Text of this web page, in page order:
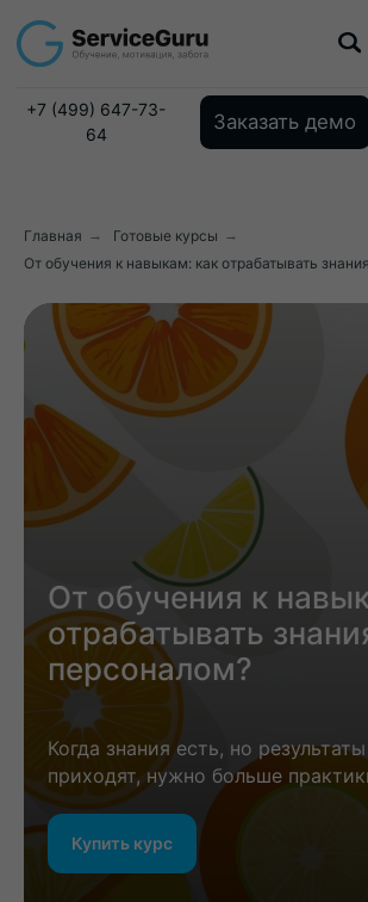
Главная → Готовые курсы →
От обучения к навыкам: как отрабатывать
От обучения к
отрабатывать
персоналом?
Когда знания есть, но
приходят, нужно больше
Купить курс